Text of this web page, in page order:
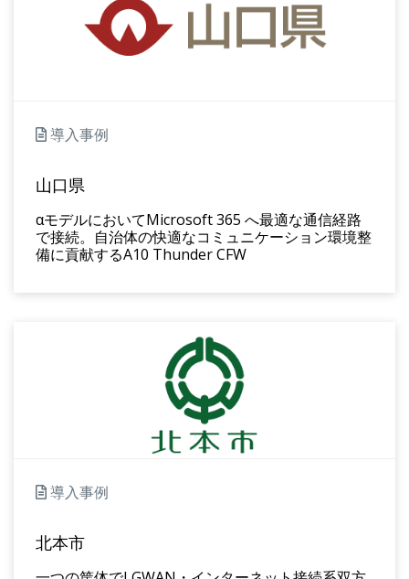
導入事例
山口県
αモデルにおいてMicrosoft 365 へ最適な通信経路
で接続。自治体の快適なコミュニケーション環境整
備に貢献するA10 Thunder CFW
導入事例
北本市